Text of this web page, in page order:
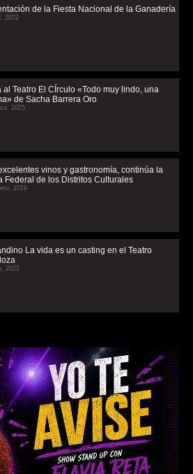
de la Fiesta Nacional de la Ganadería
2022
al Teatro El CÍrculo «Todo muy lindo, una
de Sacha Barrera Oro
2025
vinos y gastronomía, continúa la
Federal de los Distritos Culturales
2019
La vida es un casting en el Teatro
2022